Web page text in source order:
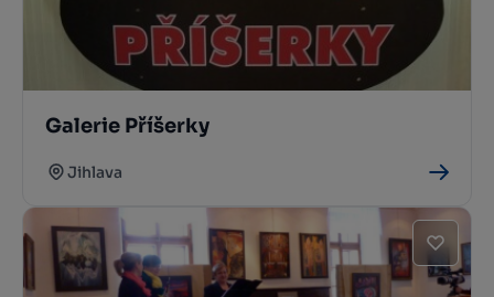
Galerie Příšerky
Jihlava